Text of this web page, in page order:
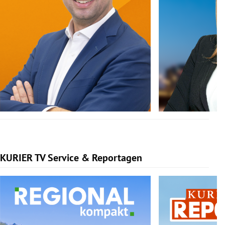
KURIER TV Service & Reportagen
Slide 1 von 3